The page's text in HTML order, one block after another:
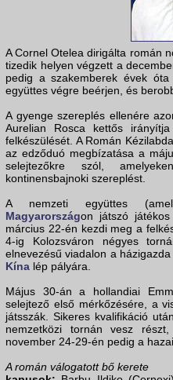
A Cornel Otelea dirigálta román
tizedik helyen végzett a
pedig a szakemberek évek
együttes végre beérjen, és
A gyenge szereplés ellenére
Aurelian Rosca kettős
felkészülését. A Román
az edződuó megbízatása a
selejtezőkre szól,
kontinensbajnoki szereplést.
A nemzeti együttes
Magyarországon játszó
március 22-én kezdi meg a
4-ig Kolozsváron négyes
elnevezésű viadalon a
Kína lép pályára.
Május 30-án a hollandiai
selejtező első mérkőzésére, a
játsszák. Sikeres kvalifikáció
nemzetközi tornán vesz
november 24-29-én pedig a
A román válogatott bő kerete